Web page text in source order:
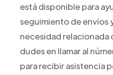
está disponible para
seguimiento de envíos
necesidad relacionada
dudes en llamar al
para recibir asistencia